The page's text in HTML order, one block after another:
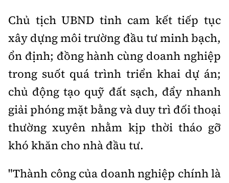
Chủ tịch UBND tỉnh cam kết tiếp tục
xây dựng môi trường đầu tư minh bạch,
ổn định; đồng hành cùng doanh nghiệp
trong suốt quá trình triển khai dự án;
chủ động tạo quỹ đất sạch, đẩy nhanh
giải phóng mặt bằng và duy trì đối thoại
thường xuyên nhằm kịp thời tháo gỡ
khó khăn cho nhà đầu tư.
"Thành công của doanh nghiệp chính là